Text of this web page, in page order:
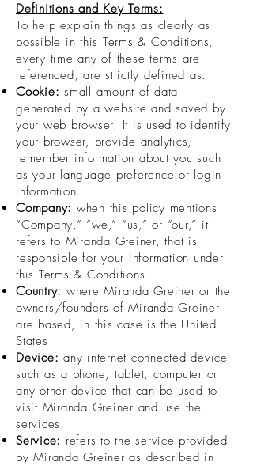
Definitions and Key Terms:
To help explain things as clearly as
possible in this Terms & Conditions,
every time any of these terms are
referenced, are strictly defined as:
Cookie: small amount of data
generated by a website and saved by
your web browser. It is used to identify
your browser, provide analytics,
remember information about you such
as your language preference or login
information.
Company: when this policy mentions
“Company,” “we,” “us,” or “our,” it
refers to Miranda Greiner, that is
responsible for your information under
this Terms & Conditions.
Country: where Miranda Greiner or the
owners/founders of Miranda Greiner
are based, in this case is the United
States
Device: any internet connected device
such as a phone, tablet, computer or
any other device that can be used to
visit Miranda Greiner and use the
services.
Service: refers to the service provided
by Miranda Greiner as described in